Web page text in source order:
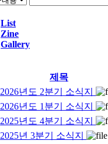
List
Zine
Gallery
제목
2026년도 2분기 소식지
2026년도 1분기 소식지
2025년도 4분기 소식지
2025년 3분기 소식지